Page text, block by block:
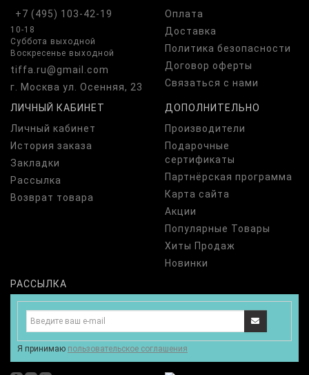
+7 (495) 103-42-19
10-18
Суббота выходной
Воскресенье выходной
tiffa.ru@gmail.com
г. Москва ул. Осенняя, 23
Оплата
Доставка
Политика безопасности
Договор оферты
Связаться с нами
ЛИЧНЫЙ КАБИНЕТ
Личный кабинет
История заказа
Закладки
Рассылка
Возврат товара
ДОПОЛНИТЕЛЬНО
Производители
Подарочные
сертификаты
Партнёрская программа
Карта сайта
Акции
Популярные Товары
Хиты Продаж
Новинки
РАССЫЛКА
Я принимаю пользовательское соглашения